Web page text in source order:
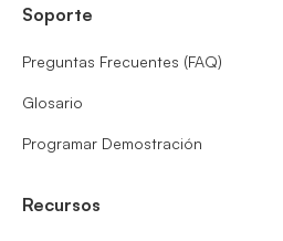
Soporte
Preguntas Frecuentes (FAQ)
Glosario
Programar Demostración
Recursos